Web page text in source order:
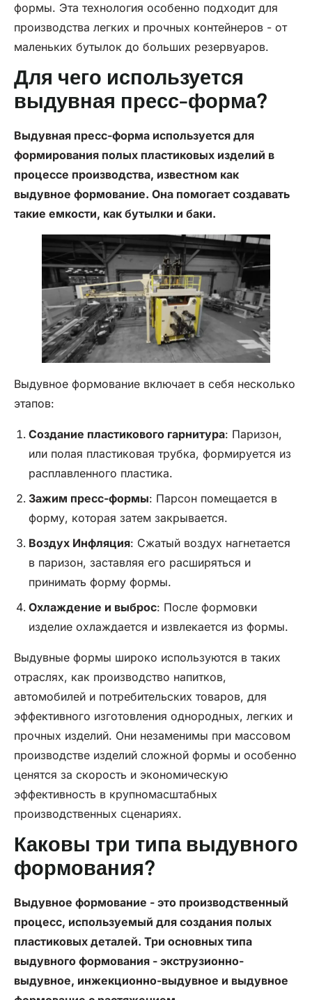
формы. Эта технология особенно подходит для
производства легких и прочных контейнеров - от
маленьких бутылок до больших резервуаров.
Для чего используется
выдувная пресс-форма?
Выдувная пресс-форма используется для
формирования полых пластиковых изделий в
процессе производства, известном как
выдувное формование. Она помогает создавать
такие емкости, как бутылки и баки.
Выдувное формование включает в себя несколько
этапов:
Создание пластикового гарнитура: Паризон,
или полая пластиковая трубка, формируется из
расплавленного пластика.
Зажим пресс-формы: Парсон помещается в
форму, которая затем закрывается.
Воздух Инфляция: Сжатый воздух нагнетается
в паризон, заставляя его расширяться и
принимать форму формы.
Охлаждение и выброс: После формовки
изделие охлаждается и извлекается из формы.
Выдувные формы широко используются в таких
отраслях, как производство напитков,
автомобилей и потребительских товаров, для
эффективного изготовления однородных, легких и
прочных изделий. Они незаменимы при массовом
производстве изделий сложной формы и особенно
ценятся за скорость и экономическую
эффективность в крупномасштабных
производственных сценариях.
Каковы три типа выдувного
формования?
Выдувное формование - это производственный
процесс, используемый для создания полых
пластиковых деталей. Три основных типа
выдувного формования - экструзионно-
выдувное, инжекционно-выдувное и выдувное